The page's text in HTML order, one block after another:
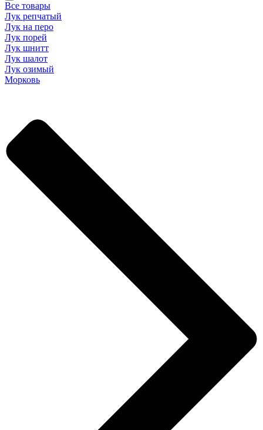
Все товары
Лук репчатый
Лук на перо
Лук порей
Лук шнитт
Лук шалот
Лук озимый
Морковь